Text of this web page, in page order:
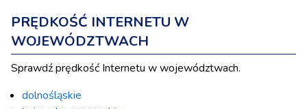
PRĘDKOŚĆ INTERNETU W
WOJEWÓDZTWACH
Sprawdź prędkość Internetu w województwach.
dolnośląskie